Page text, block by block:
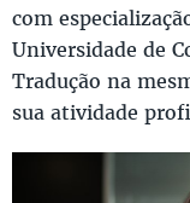
com
Universidade de
Tradução na
sua atividade